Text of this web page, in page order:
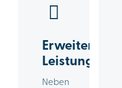
Erweiterte
Leistungen
Neben